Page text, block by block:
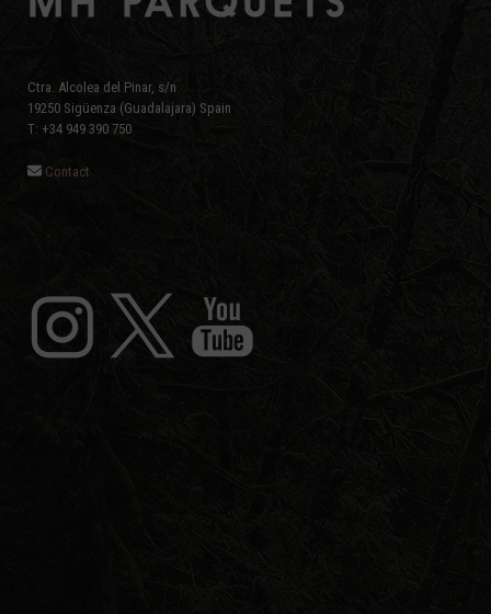
Ctra. Alcolea del Pinar, s/n
19250 Sigüenza (Guadalajara) Spain
T: +34 949 390 750
Contact